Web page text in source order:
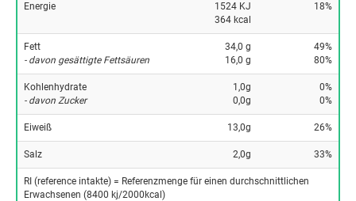
Energie
1524 KJ
364 kcal
18%
Fett
- davon gesättigte Fettsäuren
34,0 g
16,0 g
49%
80%
Kohlenhydrate
- davon Zucker
1,0g
0,0g
0%
0%
Eiweiß 13,0g 26%
Salz 2,0g 33%
RI (reference intakte) = Referenzmenge für einen durchschnittlichen
Erwachsenen (8400 kj/2000kcal)